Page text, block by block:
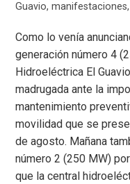
Guavio,manifestaciones
Como lo venía
generación número 4
Hidroeléctrica El
madrugada ante la
mantenimiento
movilidad que se
de agosto. Mañana
número 2 (250 MW)
que la central